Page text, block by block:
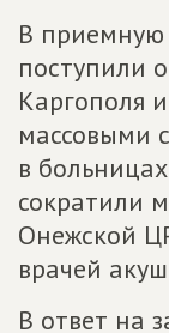
В
поступили
Каргополя
массовыми
в
сократили
Онежской
врачей
В ответ на